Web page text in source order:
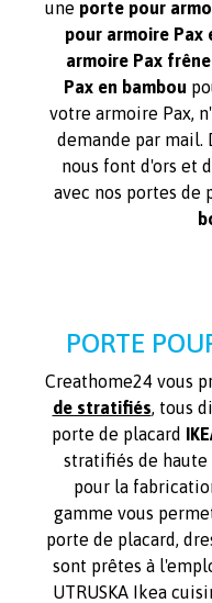
une porte pour
pour armoire Pax
armoire Pax frêne
Pax en bambou
votre armoire Pax,
demande par mail.
nous font d'ors et
avec nos portes de
PORTE
Creathome24 vous
de stratifiés , tous
porte de placard
stratifiés de
pour la
gamme vous
porte de placard,
sont prêtes à
UTRUSKA Ikea